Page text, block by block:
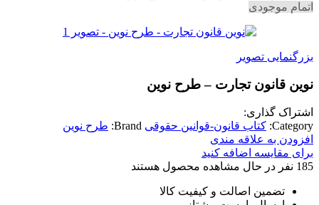
اتمام موجودی
بزرگنمایی تصویر
نوین قانون تجارت – طرح نوین
اشتراک گذاری:
Category: کتاب قانون-قوانین حقوقی Brand: طرح نوین
افزودن به علاقه مندی
برای مقایسه اضافه کنید
185 نفر در حال مشاهده محصول هستند
تضمین اصالت و کیفیت کالا